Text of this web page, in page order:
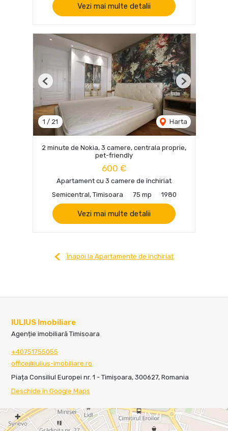
Vezi mai multe detalii
1 / 21 Harta
Previous Next
2 minute de Nokia, 3 camere, centrala proprie,
pet-friendly
600 €
Apartament cu 3 camere de închiriat
Semicentral, Timisoara
75 mp 1980
Vezi mai multe detalii
Înapoi la Apartamente de închiriat
IULIUS Imobiliare
Agenție imobiliară Timisoara
+40751755055
office@iulius-imobiliare.ro
Piața Consiliul Europei nr. 1 - Timișoara, 300627, Romania
Deschide în Google Maps